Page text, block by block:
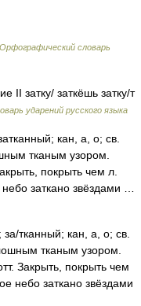
Орфографический словарь
II затку/ заткёшь затку/т
ударений русского языка
кан, а, о; св.
тканым узором.
покрыть чем л.
заткано звёздами …
тканный; кан, а, о; св.
тканым узором.
Закрыть, покрыть чем
небо заткано звёздами